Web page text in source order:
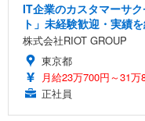
IT企業のカスタマーサ
ト」未経験歓迎・実績
株式会社RIOT GROUP
東京都
月給23万700円～31万
正社員